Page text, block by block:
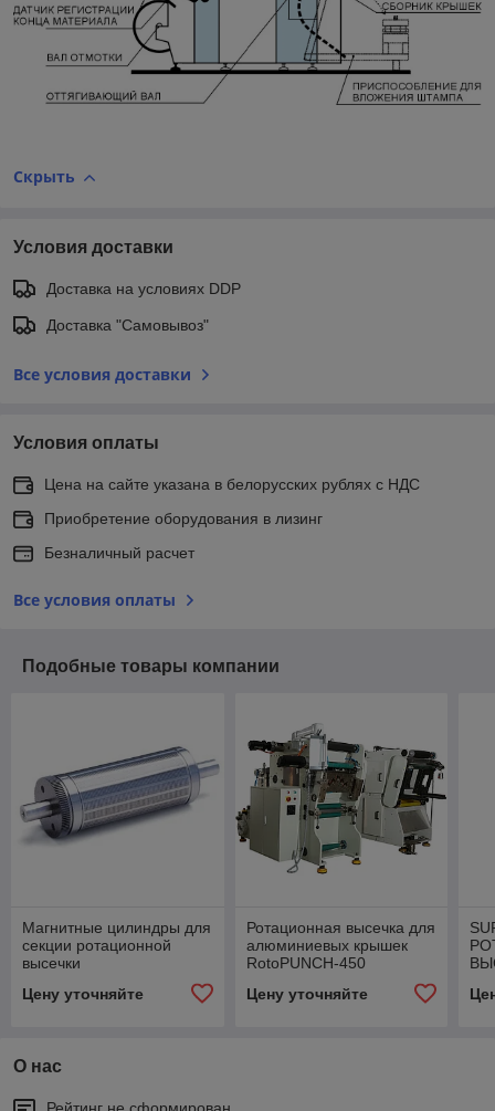
Скрыть
Условия доставки
Доставка на условиях DDP
Доставка "Самовывоз"
Все условия доставки
Условия оплаты
Цена на сайте указана в белорусских рублях с НДС
Приобретение оборудования в лизинг
Безналичный расчет
Все условия оплаты
Подобные товары компании
Магнитные цилиндры для
секции ротационной
высечки
Цену уточняйте
Ротационная высечка для
алюминиевых крышек
RotoPUNCH-450
Цену уточняйте
О нас
Рейтинг не сформирован